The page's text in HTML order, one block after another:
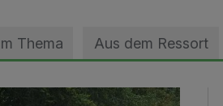
Thema Aus dem Ressort
geebnet